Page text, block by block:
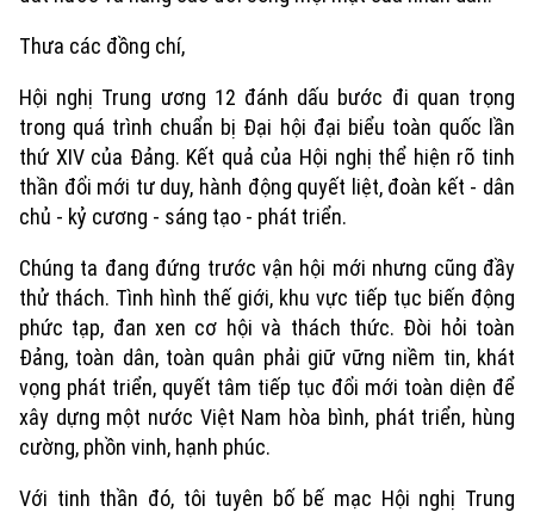
Thưa các đồng chí,
Hội nghị Trung ương 12 đánh dấu bước đi quan trọng
trong quá trình chuẩn bị Đại hội đại biểu toàn quốc lần
thứ XIV của Đảng. Kết quả của Hội nghị thể hiện rõ tinh
thần đổi mới tư duy, hành động quyết liệt, đoàn kết - dân
chủ - kỷ cương - sáng tạo - phát triển.
Chúng ta đang đứng trước vận hội mới nhưng cũng đầy
thử thách. Tình hình thế giới, khu vực tiếp tục biến động
phức tạp, đan xen cơ hội và thách thức. Đòi hỏi toàn
Đảng, toàn dân, toàn quân phải giữ vững niềm tin, khát
vọng phát triển, quyết tâm tiếp tục đổi mới toàn diện để
xây dựng một nước Việt Nam hòa bình, phát triển, hùng
cường, phồn vinh, hạnh phúc.
Với tinh thần đó, tôi tuyên bố bế mạc Hội nghị Trung